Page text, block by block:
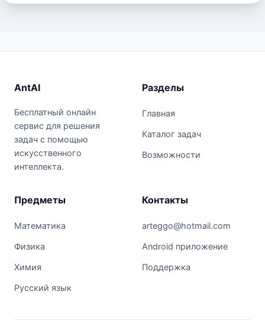
AntAI
Бесплатный онлайн
сервис для решения
задач с помощью
искусственного
интеллекта.
Разделы
Главная
Каталог задач
Возможности
Предметы
Математика
Физика
Химия
Русский язык
Контакты
arteggo@hotmail.com
Android приложение
Поддержка